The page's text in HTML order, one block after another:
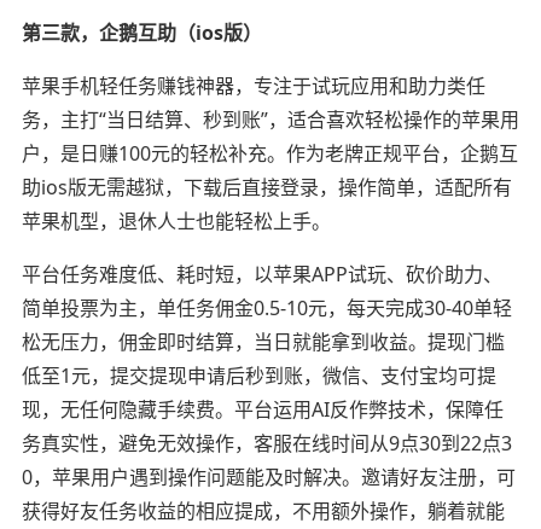
第三款，企鹅互助（ios版）
苹果手机轻任务赚钱神器，专注于试玩应用和助力类任
务，主打“当日结算、秒到账”，适合喜欢轻松操作的苹果用
户，是日赚100元的轻松补充。作为老牌正规平台，企鹅互
助ios版无需越狱，下载后直接登录，操作简单，适配所有
苹果机型，退休人士也能轻松上手。
平台任务难度低、耗时短，以苹果APP试玩、砍价助力、
简单投票为主，单任务佣金0.5-10元，每天完成30-40单轻
松无压力，佣金即时结算，当日就能拿到收益。提现门槛
低至1元，提交提现申请后秒到账，微信、支付宝均可提
现，无任何隐藏手续费。平台运用AI反作弊技术，保障任
务真实性，避免无效操作，客服在线时间从9点30到22点3
0，苹果用户遇到操作问题能及时解决。邀请好友注册，可
获得好友任务收益的相应提成，不用额外操作，躺着就能